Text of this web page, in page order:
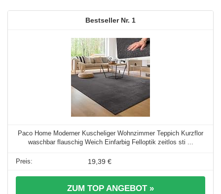
1
Paco Home Moderner Kuscheliger Wohnzimmer Teppich Kurzflor
waschbar flauschig Weich Einfarbig Felloptik zeitlos sti ...
19,39 €
ZUM TOP ANGEBOT »